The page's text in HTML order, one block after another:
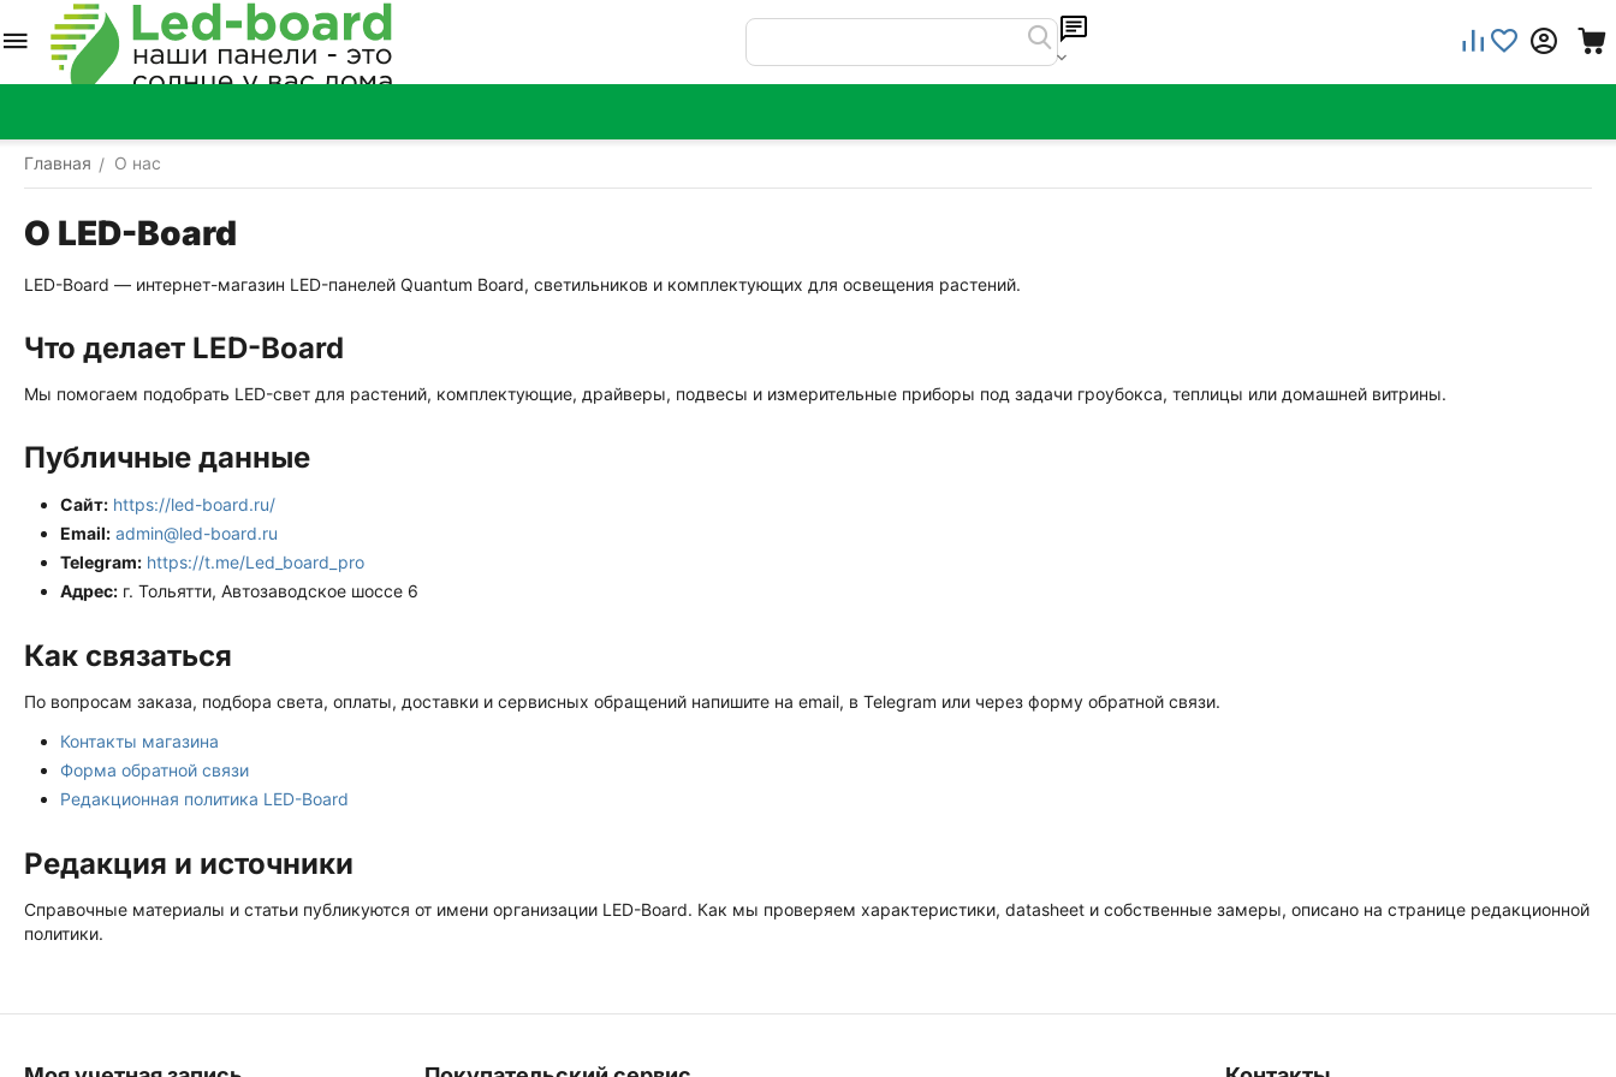
Главная / О нас
О LED-Board
LED-Board — интернет-магазин LED-панелей Quantum Board, светильников и комплектующих для освещения растений.
Что делает LED-Board
Мы помогаем подобрать LED-свет для растений, комплектующие, драйверы, подвесы и измерительные приборы под задачи гроубокса, теплицы или домашней витрины.
Публичные данные
Сайт: https://led-board.ru/
Email: admin@led-board.ru
Telegram: https://t.me/Led_board_pro
Адрес: г. Тольятти, Автозаводское шоссе 6
Как связаться
По вопросам заказа, подбора света, оплаты, доставки и сервисных обращений напишите на email, в Telegram или через форму обратной связи.
Контакты магазина
Форма обратной связи
Редакционная политика LED-Board
Редакция и источники
Справочные материалы и статьи публикуются от имени организации LED-Board. Как мы проверяем характеристики, datasheet и собственные замеры, описано на странице редакционной
политики.